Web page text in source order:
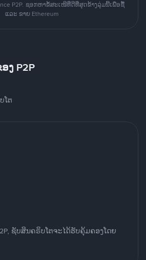
P2P. ຊອກຫາຂໍ້ສະເໜີທີ່ດີທີ່ສຸດຂ້າງລຸ່ມນີ້ເພື່ອຊື້
ແລະ ຂາຍ Ethereum
ງ P2P
ໂຕ
ຊັບສິນຄຣິບໂຕຈະໄດ້ຮັບຄຸ້ມຄອງໂດຍ